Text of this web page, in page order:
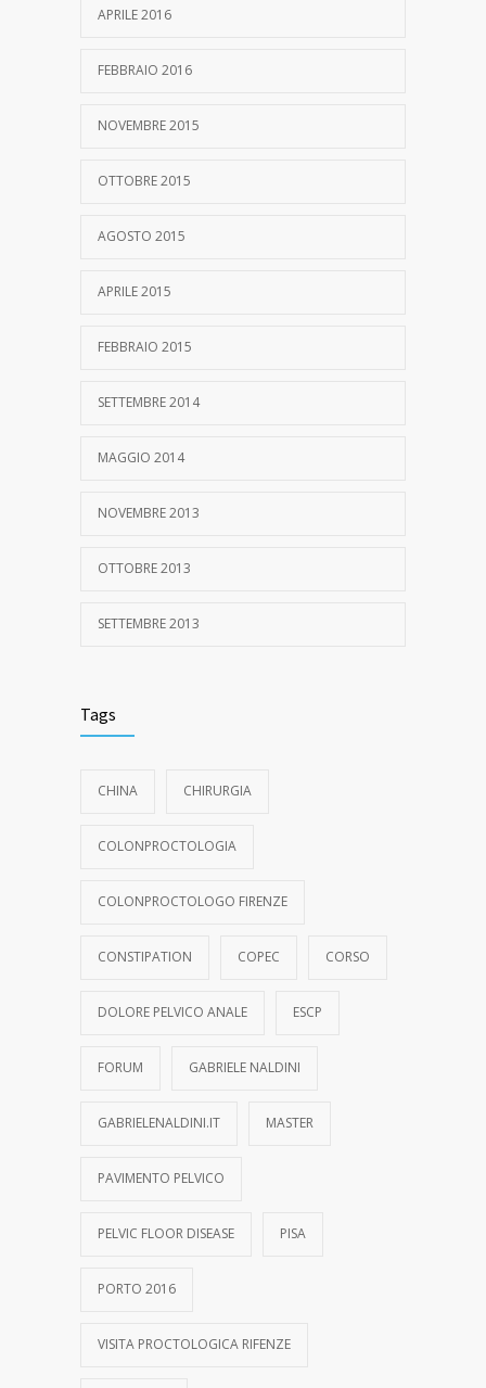
APRILE 2016
FEBBRAIO 2016
NOVEMBRE 2015
OTTOBRE 2015
AGOSTO 2015
APRILE 2015
FEBBRAIO 2015
SETTEMBRE 2014
MAGGIO 2014
NOVEMBRE 2013
OTTOBRE 2013
SETTEMBRE 2013
Tags
CHINA CHIRURGIA
COLONPROCTOLOGIA
COLONPROCTOLOGO FIRENZE
CONSTIPATION COPEC CORSO
DOLORE PELVICO ANALE ESCP
FORUM GABRIELE NALDINI
GABRIELENALDINI.IT MASTER
PAVIMENTO PELVICO
PELVIC FLOOR DISEASE PISA
PORTO 2016
VISITA PROCTOLOGICA RIFENZE